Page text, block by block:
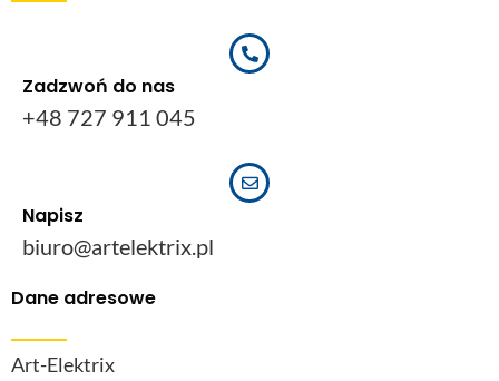
Zadzwoń do nas
+48 727 911 045
Napisz
biuro@artelektrix.pl
Dane adresowe
Art-Elektrix